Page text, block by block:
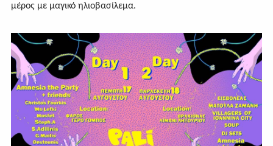
μέρος με μαγικό ηλιοβασίλεμα.